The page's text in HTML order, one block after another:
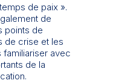
de paix ».
de
points de
de crise et les
avec
de la